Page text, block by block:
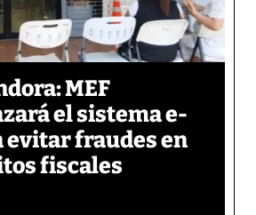
MEF
el sistema e-
evitar fraudes en
fiscales